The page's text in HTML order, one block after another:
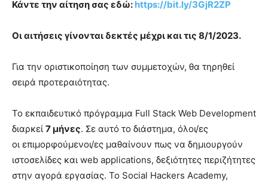
Κάντε την αίτηση σας εδώ: https://bit.ly/3GjR2ZP
Οι αιτήσεις γίνονται δεκτές μέχρι και τις 8/1/2023.
Για την οριστικοποίηση των συμμετοχών, θα τηρηθεί
σειρά προτεραιότητας.
Το εκπαιδευτικό πρόγραμμα Full Stack Web Development
διαρκεί 7 μήνες. Σε αυτό το διάστημα, όλοι/ες
οι επιμορφούμενοι/ες μαθαίνουν πως να δημιουργούν
ιστοσελίδες και web applications, δεξιότητες περιζήτητες
στην αγορά εργασίας. Το Social Hackers Academy,